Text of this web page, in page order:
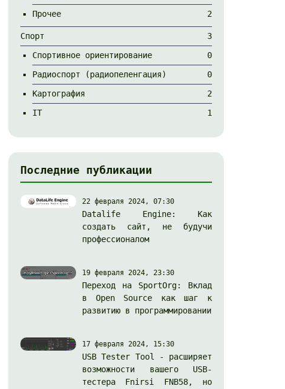
Прочее
2
Спорт
3
Спортивное ориентирование
0
Радиоспорт (радиопеленгация)
0
Картография
2
IT
1
Последние публикации
22 февраля 2024, 07:30
Datalife Engine: Как
создать сайт, не будучи
профессионалом
19 февраля 2024, 23:30
Переход на SportOrg: Вклад
в Open Source как шаг к
развитию в программировании
17 февраля 2024, 15:30
USB Tester Tool - расширяет
возможности вашего USB-
тестера Fnirsi FNB58, но